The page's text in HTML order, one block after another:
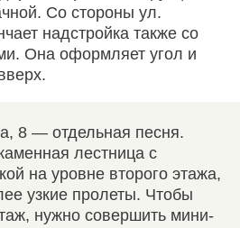
Со стороны ул.
надстройка также со
Она оформляет угол и
8 — отдельная песня.
лестница с
на уровне второго этажа,
узкие пролеты. Чтобы
нужно совершить мини-